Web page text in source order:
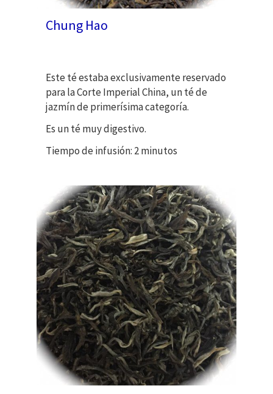
Chung Hao
Este té estaba exclusivamente reservado
para la Corte Imperial China, un té de
jazmín de primerísima categoría.
Es un té muy digestivo.
Tiempo de infusión: 2 minutos